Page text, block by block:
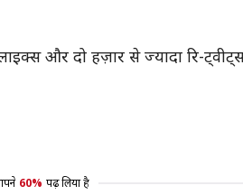
और दो हज़ार से ज्यादा रि-
60% पढ़ लिया है